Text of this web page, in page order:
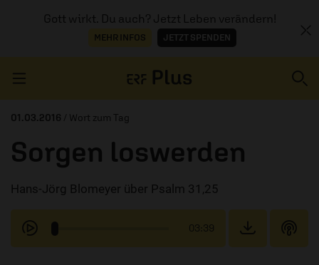
Gott wirkt. Du auch? Jetzt Leben verändern!
MEHR INFOS JETZT SPENDEN
ERZÄHL MAL
AUDIOTHEK
PROGRAMM
01.03.2016 / Wort zum Tag
Sorgen loswerden
Hans-Jörg Blomeyer über Psalm 31,25
03:39